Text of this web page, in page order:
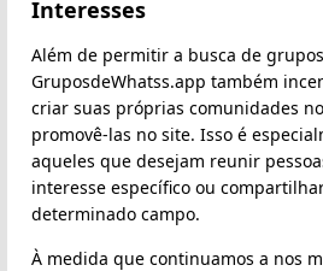
Interesses
Além de permitir a busca de
GruposdeWhatss.app também
criar suas próprias comunidades
promovê-las no site. Isso é
aqueles que desejam reunir
interesse específico ou
determinado campo.
À medida que continuamos a nos